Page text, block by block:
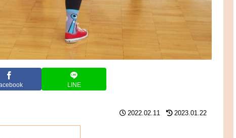
LINE
2022.02.11 2023.01.22